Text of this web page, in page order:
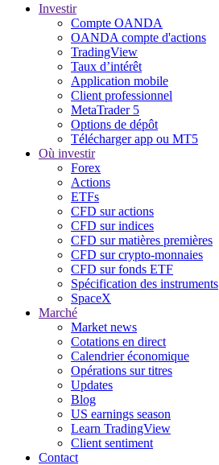
Investir
Compte OANDA
OANDA compte d'actions
TradingView
Taux d’intérêt
Application mobile
Client professionnel
MetaTrader 5
Options de dépôt
Télécharger app ou MT5
Où investir
Forex
Actions
ETFs
CFD sur actions
CFD sur indices
CFD sur matières premières
CFD sur crypto-monnaies
CFD sur fonds ETF
Spécification des instruments
SpaceX
Marché
Market news
Cotations en direct
Calendrier économique
Opérations sur titres
Updates
Blog
US earnings season
Learn TradingView
Client sentiment
Contact